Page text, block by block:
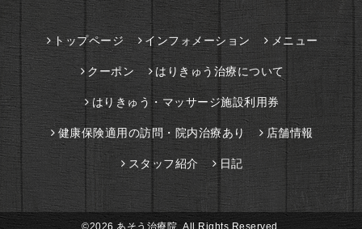
トップページ インフォメーション メニュー
クーポン はりきゅう治療について
はりきゅう・マッサージ施設利用券
健康保険適用の訪問・院内治療あり 店舗情報
スタッフ紹介 日記
©2026 あそう治療院 . All Rights Reserved.